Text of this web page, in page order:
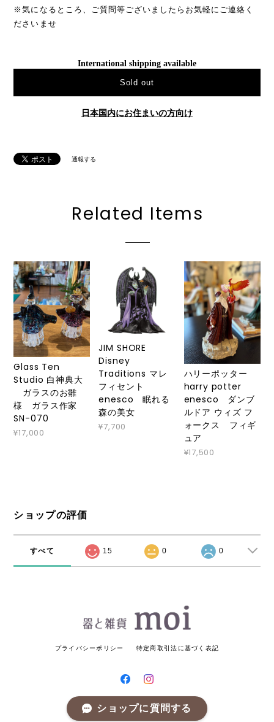
※気になるところ、ご質問等ございましたらお気軽にご連絡く
ださいませ
International shipping available
Sold out
日本国内にお住まいの方向け
通報する
Related Items
Glass Ten
Studio 白神典大
ガラスのお雛
様 ガラス作家
SN-070
¥17,000
JIM SHORE
Disney
Traditions マレ
フィセント
enesco 眠れる
森の美女
¥7,700
ハリーポッター
harry potter
enesco ダンブ
ルドア ウィズ フ
ォークス フィギ
ュア
¥17,500
ショップの評価
すべて 15 0 0
プライバシーポリシー 特定商取引法に基づく表記
© 器と雑貨 moi All rights reserved.
ショップに質問する